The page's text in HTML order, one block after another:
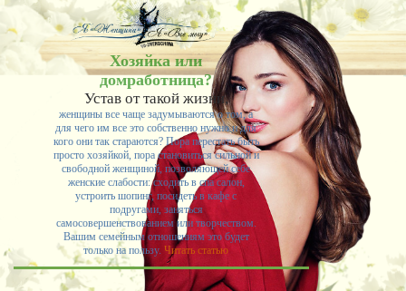
-- Люблю давать советы и очень не люблю, когда их дают мне.
Хозяйка или
домработница?
Устав от такой жизни,
женщины все чаще задумываются о том, а
для чего им все это собственно нужно и для
кого они так стараются? Пора перестать быть
просто хозяйкой, пора становиться сильной и
свободной женщиной, позволяющей себе
женские слабости: сходить в спа салон,
устроить шопинг, посидеть в кафе с
подругами, заняться
самосовершенствованием или творчеством.
Вашим семейным отношениям это будет
только на пользу. Читать статью